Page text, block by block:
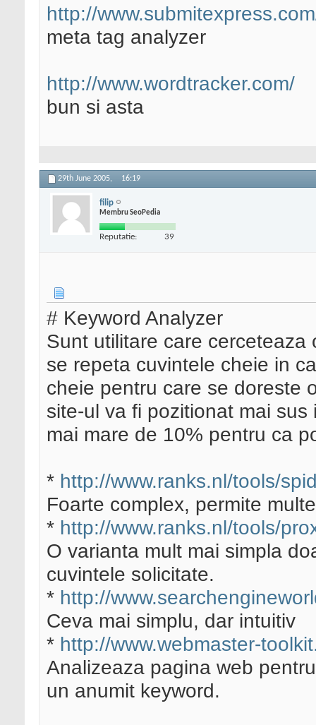
http://
meta tag analyzer
http://www.wordtracker.com/
bun si asta
29th June 2005, 16:19
filip
Membru SeoPedia
Reputatie: 39
# Keyword Analyzer
Sunt utilitare care
se repeta cuvintele cheie in
cheie pentru care se doreste
site-ul va fi pozitionat mai
mai mare de 10% pentru ca
* http://www.ranks.nl/tools/
Foarte complex, permite
* http://www.ranks.nl/tools/
O varianta mult mai simpla
cuvintele solicitate.
* http://
Ceva mai simplu, dar intuitiv
* http://www.webmaster-
Analizeaza pagina web
un anumit keyword.